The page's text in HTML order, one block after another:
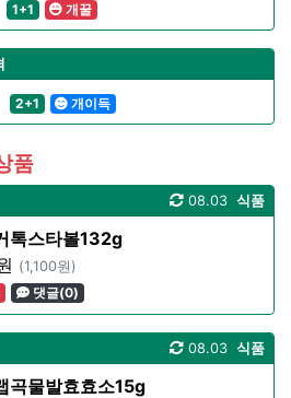
1+1 개꿀
2+1 개이득
품
식품
08.03
톡스타볼132g
(1,100원)
댓글(0)
식품
08.03
곡물발효효소15g